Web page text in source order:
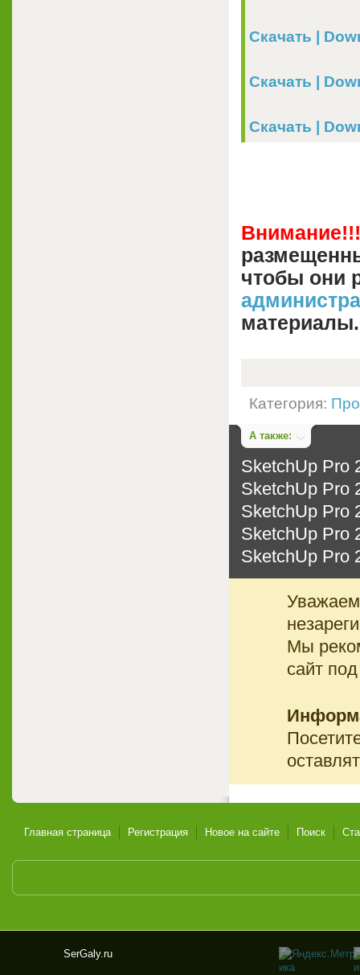
Скачать |
Скачать |
Скачать |
Внимание!!!
чтобы они
материалы.
Категория:
А также:
SketchUp Pro
SketchUp Pro
SketchUp Pro
SketchUp Pro
SketchUp Pro
Мы
сайт
Главная страница Регистрация Новое на сайте Поиск
SerGaly.ru